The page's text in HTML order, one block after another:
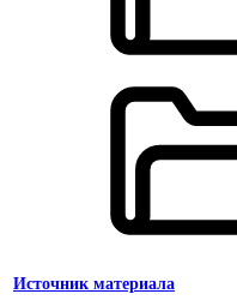
Источник материала